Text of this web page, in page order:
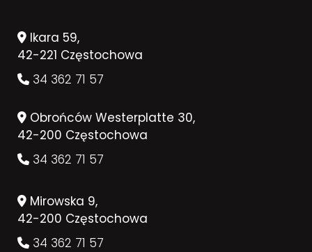
Ikara 59,
42-221 Częstochowa
34 362 71 57
Obrońców Westerplatte 30,
42-200 Częstochowa
34 362 71 57
Mirowska 9,
42-200 Częstochowa
34 362 71 57